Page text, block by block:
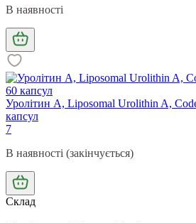
В наявності
Уролітин А, Liposomal Urolithin A,
капсул
7
В наявності (закінчується)
Склад